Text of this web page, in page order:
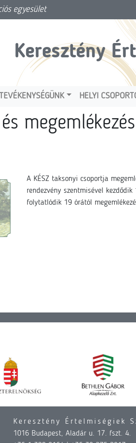
egyesület
Keresztény
TEVÉKENYSÉGÜNK HELYI
megemlékezés
A KÉSZ taksonyi csoportja
rendezvény szentmisével
folytatlódik 19 órától
Keresztény Értelmiségiek
1016 Budapest, Aladár u. 17. fszt. 4.